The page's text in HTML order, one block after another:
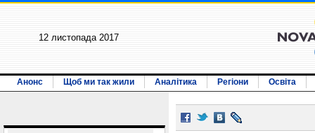
12 листопада 2017
Анонс Щоб ми так жили Аналітика Регіони Освіта